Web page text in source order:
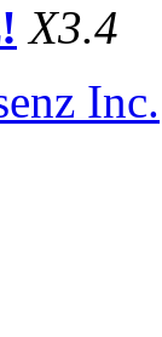
X3.4
Inc.